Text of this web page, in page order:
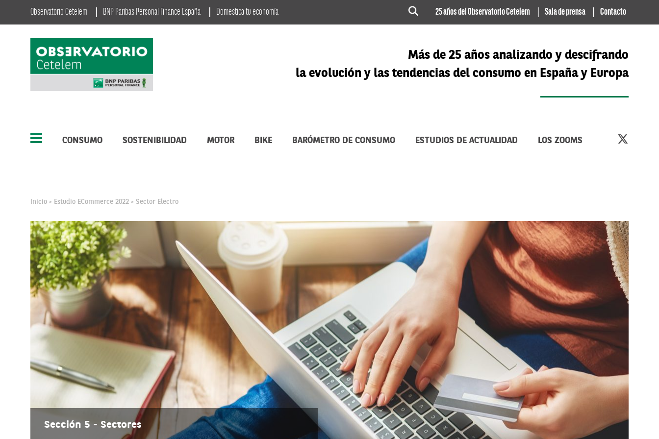
Observatorio Cetelem BNP Paribas Personal Finance España Domestica tu economía 25 años del Observatorio Cetelem Sala de prensa Contacto
Más de 25 años analizando y descifrando
la evolución y las tendencias del consumo en España y Europa
CONSUMO SOSTENIBILIDAD MOTOR BIKE BARÓMETRO DE CONSUMO ESTUDIOS DE ACTUALIDAD LOS ZOOMS
Inicio > Estudio ECommerce 2022 > Sector Electro
Sección 5 - Sectores